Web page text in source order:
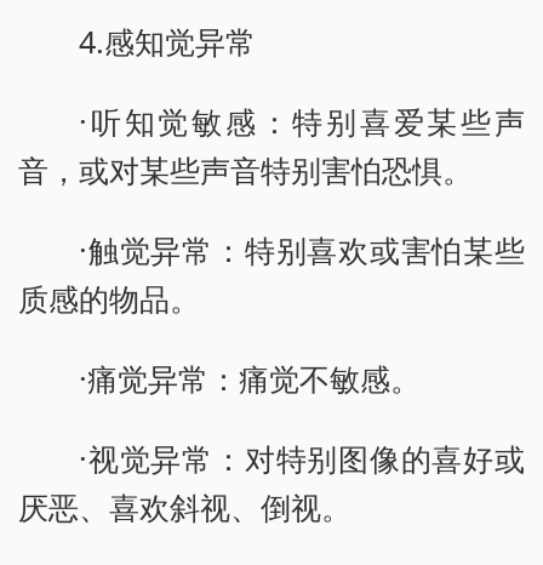
4.感知觉异常
·听知觉敏感：特别喜爱某些声
音，或对某些声音特别害怕恐惧。
·触觉异常：特别喜欢或害怕某些
质感的物品。
·痛觉异常：痛觉不敏感。
·视觉异常：对特别图像的喜好或
厌恶、喜欢斜视、倒视。